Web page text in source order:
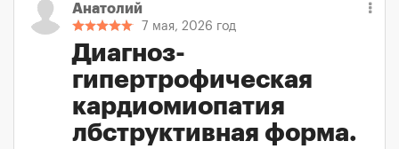
Анатолий
7 мая, 2026 год
Диагноз-
гипертрофическая
кардиомиопатия
лбструктивная форма.